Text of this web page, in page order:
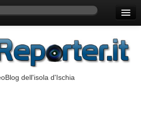
D’Ambra
dell'isola d'Ischia